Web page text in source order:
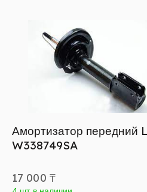
Амортизатор передний
W338749SA
17 000 ₸